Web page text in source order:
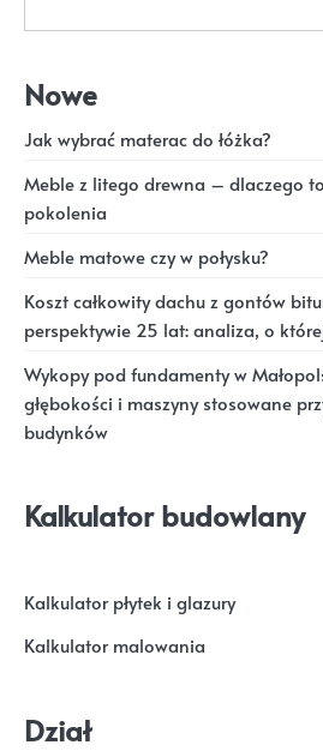
Nowe
Jak wybrać materac do łóżka?
Meble z litego drewna – dlaczego
pokolenia
Meble matowe czy w połysku?
Koszt całkowity dachu z gontów
perspektywie 25 lat: analiza, o
Wykopy pod fundamenty w
głębokości i maszyny stosowane
budynków
Kalkulator budowlany
Kalkulator płytek i glazury
Kalkulator malowania
Dział